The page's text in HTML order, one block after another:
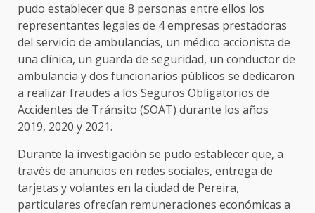
pudo establecer que 8 personas entre ellos los
representantes legales de 4 empresas prestadoras
del servicio de ambulancias, un médico accionista de
una clínica, un guarda de seguridad, un conductor de
ambulancia y dos funcionarios públicos se dedicaron
a realizar fraudes a los Seguros Obligatorios de
Accidentes de Tránsito (SOAT) durante los años
2019, 2020 y 2021.
Durante la investigación se pudo establecer que, a
través de anuncios en redes sociales, entrega de
tarjetas y volantes en la ciudad de Pereira,
particulares ofrecían remuneraciones económicas a